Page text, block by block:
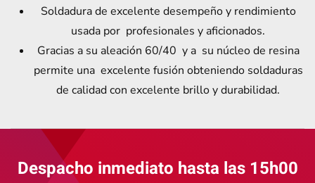
Soldadura de excelente desempeño y rendimiento
usada por profesionales y aficionados.
Gracias a su aleación 60/40 y a su núcleo de resina
permite una excelente fusión obteniendo soldaduras
de calidad con excelente brillo y durabilidad.
Despacho inmediato hasta las 15h00